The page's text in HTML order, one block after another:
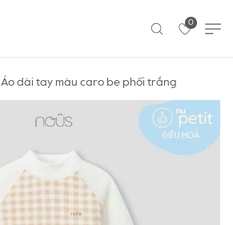
0
Áo dài tay màu caro be phối trắng